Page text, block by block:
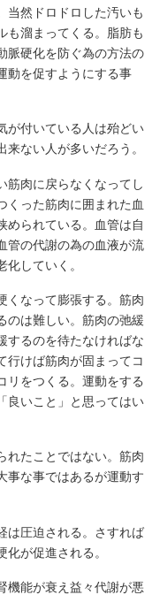
当然ドロドロした汚いも
も溜まってくる。脂肪も
脈硬化を防ぐ為の方法の
動を促すようにする事
が付いている人は殆どい
ない人が多いだろう。
筋肉に戻らなくなってし
くった筋肉に囲まれた血
められている。血管は自
管の代謝の為の血液が流
していく。
くなって膨張する。筋肉
のは難しい。筋肉の弛緩
するのを待たなければな
行けば筋肉が固まってコ
リをつくる。運動をする
良いこと」と思ってはい
れたことではない。筋肉
事な事ではあるが運動す
は圧迫される。さすれば
が促進される。
機能が衰え益々代謝が悪